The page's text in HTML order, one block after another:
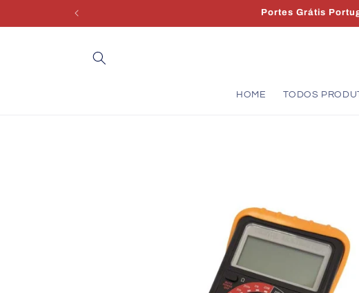
conteúdo
Portes Grátis
HOME TODOS